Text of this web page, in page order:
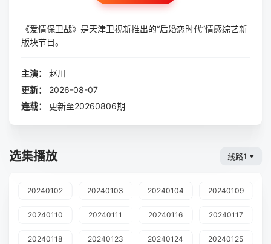
《爱情保卫战》是天津卫视新推出的“后婚恋时代”情感综艺新
版块节目。
主演：
赵川
更新：
2026-08-07
连载：
更新至20260806期
选集播放 线路1
20240102 20240103 20240104 20240109
20240110 20240111 20240116 20240117
20240118 20240123 20240124 20240125